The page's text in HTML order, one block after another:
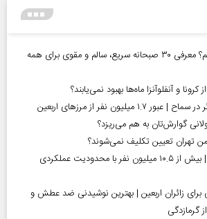
صبحانه چی درست کنم؟ معرفی ۳۰ صبحانه سریع، سالم و مقوی برای همه
و آنفلوآنزا ماه‌ها بهبود نمی‌یابند؟
گوارش‌تان به هم می‌ریزد؟
تهران تعیین تکلیف نمی‌شوند؟
آمار معلولیت در ایران | بیش از ۱۰.۵ میلیون نفر با محدودیت عملکردی
زائران اربعین | بهترین نوشیدنی ضد عطش و
گرمازدگی